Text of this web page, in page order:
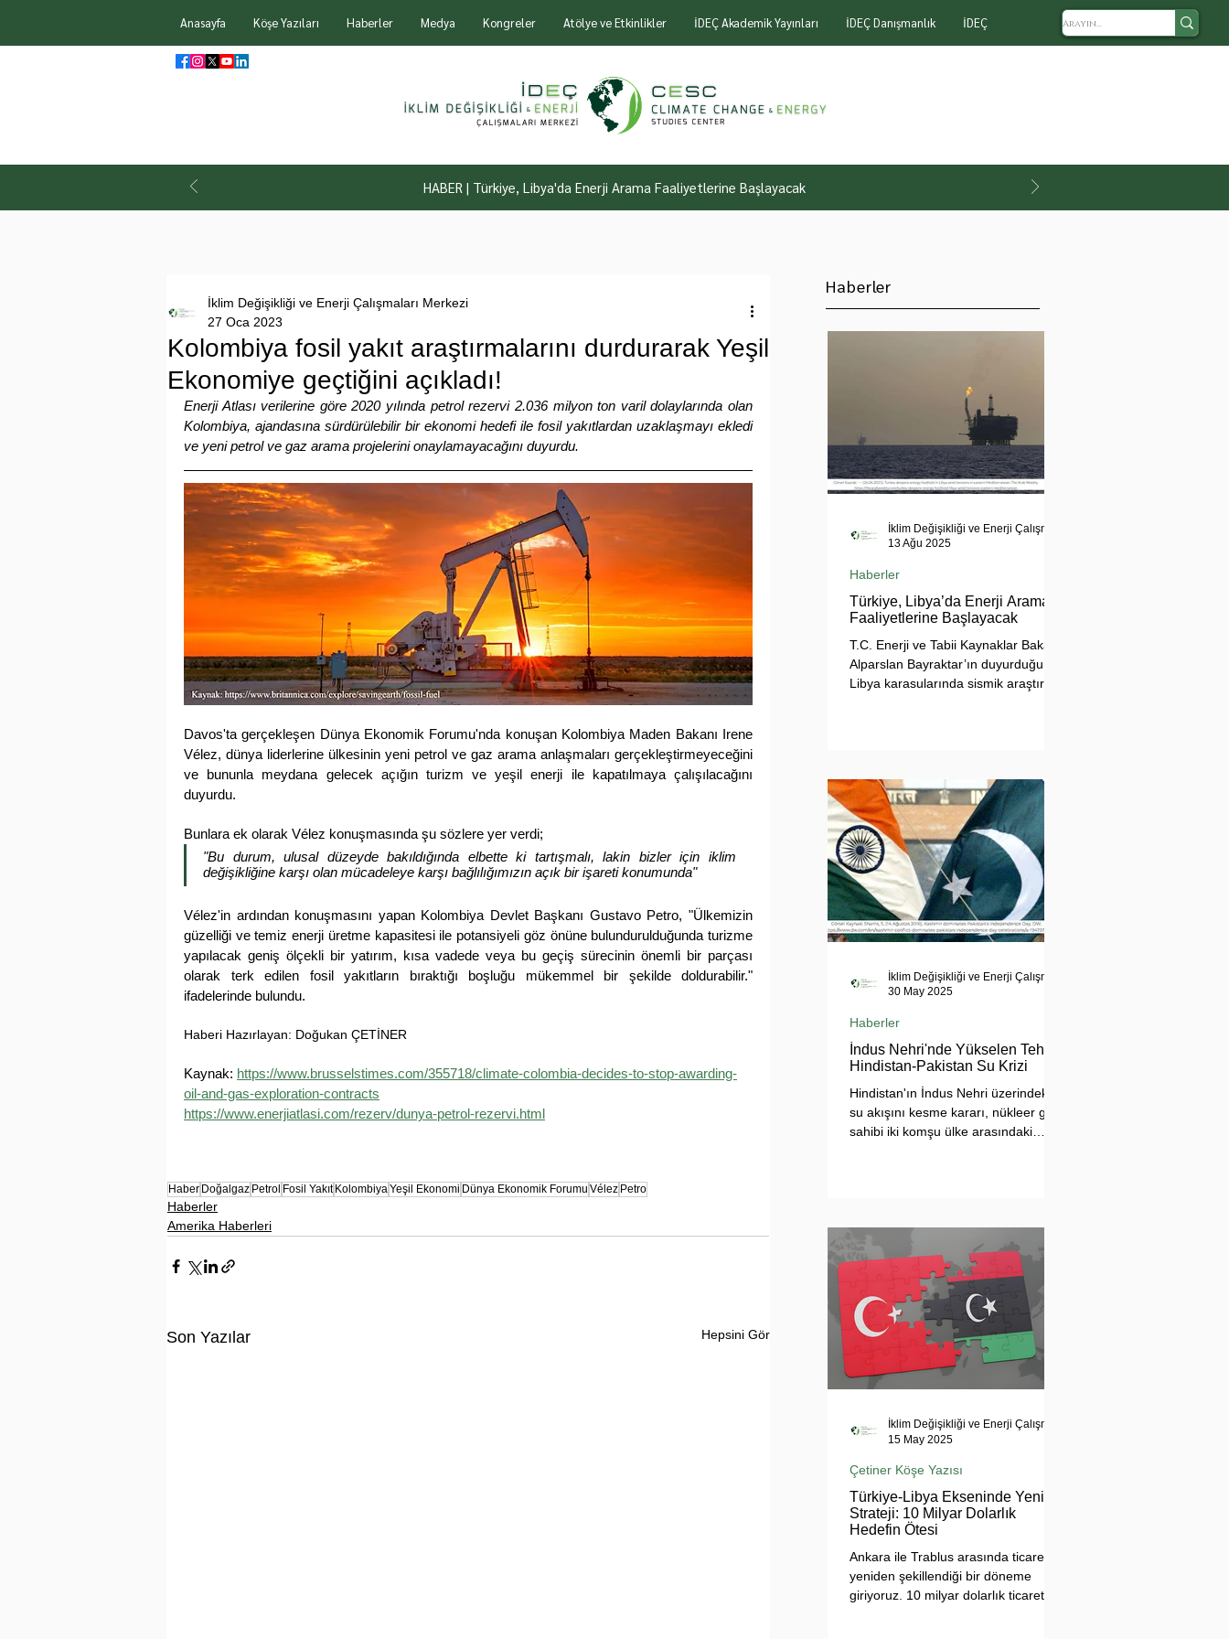
Anasayfa Köşe Yazıları Haberler Medya Kongreler Atölye ve Etkinlikler İDEÇ Akademik Yayınları İDEÇ Danışmanlık İDEÇ
HABER | Türkiye, Libya'da Enerji Arama Faaliyetlerine Başlayacak
Kolombiya fosil yakıt araştırmalarını durdurarak Yeşil
Ekonomiye geçtiğini açıkladı!
İklim Değişikliği ve Enerji Çalışmaları Merkezi
27 Oca 2023
Enerji Atlası verilerine göre 2020 yılında petrol rezervi 2.036 milyon ton varil dolaylarında olan
Kolombiya, ajandasına sürdürülebilir bir ekonomi hedefi ile fosil yakıtlardan uzaklaşmayı ekledi
ve yeni petrol ve gaz arama projelerini onaylamayacağını duyurdu.
Davos'ta gerçekleşen Dünya Ekonomik Forumu'nda konuşan Kolombiya Maden Bakanı Irene
Vélez, dünya liderlerine ülkesinin yeni petrol ve gaz arama anlaşmaları gerçekleştirmeyeceğini
ve bununla meydana gelecek açığın turizm ve yeşil enerji ile kapatılmaya çalışılacağını
duyurdu.
Bunlara ek olarak Vélez konuşmasında şu sözlere yer verdi;
"Bu durum, ulusal düzeyde bakıldığında elbette ki tartışmalı, lakin bizler için iklim
değişikliğine karşı olan mücadeleye karşı bağlılığımızın açık bir işareti konumunda"
Vélez'in ardından konuşmasını yapan Kolombiya Devlet Başkanı Gustavo Petro, "Ülkemizin
güzelliği ve temiz enerji üretme kapasitesi ile potansiyeli göz önüne bulundurulduğunda turizme
yapılacak geniş ölçekli bir yatırım, kısa vadede veya bu geçiş sürecinin önemli bir parçası
olarak terk edilen fosil yakıtların bıraktığı boşluğu mükemmel bir şekilde doldurabilir."
ifadelerinde bulundu.
Haberi Hazırlayan: Doğukan ÇETİNER
Kaynak: https://www.brusselstimes.com/355718/climate-colombia-decides-to-stop-awarding-
oil-and-gas-exploration-contracts
https://www.enerjiatlasi.com/rezerv/dunya-petrol-rezervi.html
Haber Doğalgaz Petrol Fosil Yakıt Kolombiya Yeşil Ekonomi Dünya Ekonomik Forumu Vélez Petro
Haberler
Amerika Haberleri
Son Yazılar Hepsini Gör
Haberler
Türkiye, Libya’da Enerji Arama
Faaliyetlerine Başlayacak
T.C. Enerji ve Tabii Kaynaklar Bakanı
Alparslan Bayraktar’ın duyurduğu
Libya karasularında sismik araştırma
Haberler
13 Ağu 2025
İndus Nehri'nde Yükselen Tehdit:
Hindistan-Pakistan Su Krizi
Hindistan'ın İndus Nehri üzerindeki
su akışını kesme kararı, nükleer güç
sahibi iki komşu ülke arasındaki
suyu teminini ve enerji güvenliğini
tehdit ediyor. Uzmanlar, suyun
çatışma değil, işbirliği aracı olması
gerektiğini vurgularken, krizin
bölgesel barışı ve çevresel güvenliği
tehdit ettiğine dikkat çekiyor.
Haberler
30 May 2025
Türkiye-Libya Ekseninde Yeni
Strateji: 10 Milyar Dolarlık
Hedefin Ötesi
Ankara ile Trablus arasında ticaretin
yeniden şekillendiği bir döneme
giriyoruz. 10 milyar dolarlık ticaret
Çetiner Köşe Yazısı
15 May 2025